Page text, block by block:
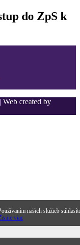
do ZpS k
created by
našich služieb
viac